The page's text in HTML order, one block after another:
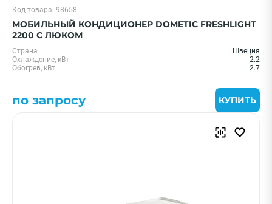
Код товара: 98658
МОБИЛЬНЫЙ КОНДИЦИОНЕР DOMETIC FRESHLIGHT
2200 С ЛЮКОМ
Страна
Швеция
Охлаждение, кВт
2.2
Обогрев, кВт
2.7
по запросу КУПИТЬ